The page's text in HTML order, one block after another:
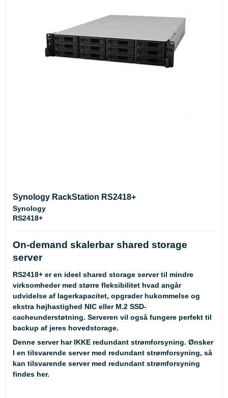
Synology RackStation RS2418+
Synology
RS2418+
On-demand skalerbar shared storage
server
RS2418+ er en ideel shared storage server til mindre
virksomheder med større fleksibilitet hvad angår
udvidelse af lagerkapacitet, opgrader hukommelse og
ekstra højhastighed NIC eller M.2 SSD-
cacheunderstøtning. Serveren vil også fungere perfekt til
backup af jeres hovedstorage.
Denne server har IKKE redundant strømforsyning. Ønsker
I en tilsvarende server med redundant strømforsyning, så
kan tilsvarende server med redundant strømforsyning
findes her.